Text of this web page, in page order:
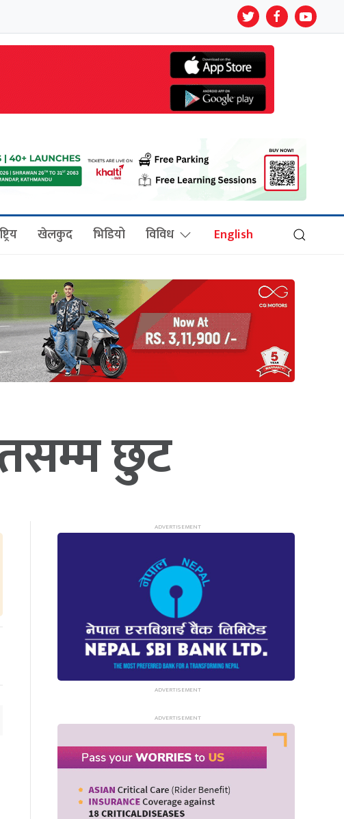
खेलकुद भिडियो विविध English
छुट